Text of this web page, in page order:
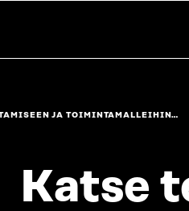
JA TOIMINTAMALLEIHIN…
Katse